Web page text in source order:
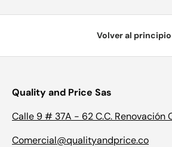
Volver al principio
Quality and Price Sas
Calle 9 # 37A - 62 C.C. Renovación
Comercial@qualityandprice.co